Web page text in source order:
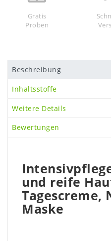
Gratis
Proben
Beschreibung
Inhaltsstoffe
Weitere Details
Bewertungen
und reife
Tagescreme,
Maske